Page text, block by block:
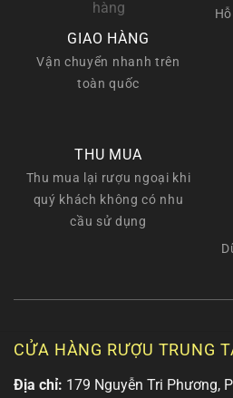
GIAO HÀNG
Vận chuyển nhanh trên
toàn quốc
THU MUA
Thu mua lại rượu ngoại khi
quý khách không có nhu
cầu sử dụng
CỬA HÀNG RƯỢU TRUNG
Địa chỉ: 179 Nguyễn Tri Phương,